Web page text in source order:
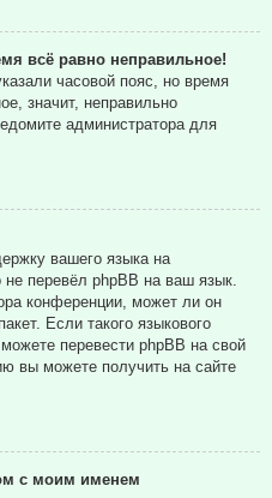
всё равно неправильное!
часовой пояс, но время
значит, неправильно
администратора для
вашего языка на
перевёл phpBB на ваш язык.
конференции, может ли он
Если такого языкового
перевести phpBB на свой
вы можете получить на сайте
с моим именем